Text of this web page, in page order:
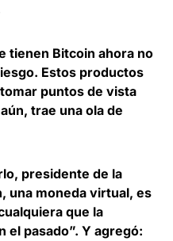
tienen Bitcoin ahora no
Estos productos
puntos de vista
trae una ola de
, presidente de la
una moneda virtual, es
que la
el pasado”. Y agregó: